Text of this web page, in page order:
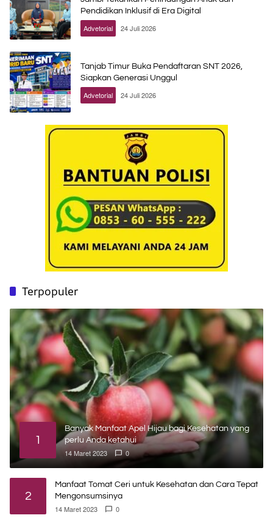
Pendidikan Inklusif di Era Digital
Advetorial 24 Juli 2026
Tanjab Timur Buka Pendaftaran SNT 2026,
Siapkan Generasi Unggul
Advetorial 24 Juli 2026
Terpopuler
1
Banyak Manfaat Apel Hijau bagi Kesehatan yang
perlu Anda ketahui
14 Maret 2023 0
2
Manfaat Tomat Ceri untuk Kesehatan dan Cara Tepat
Mengonsumsinya
14 Maret 2023 0